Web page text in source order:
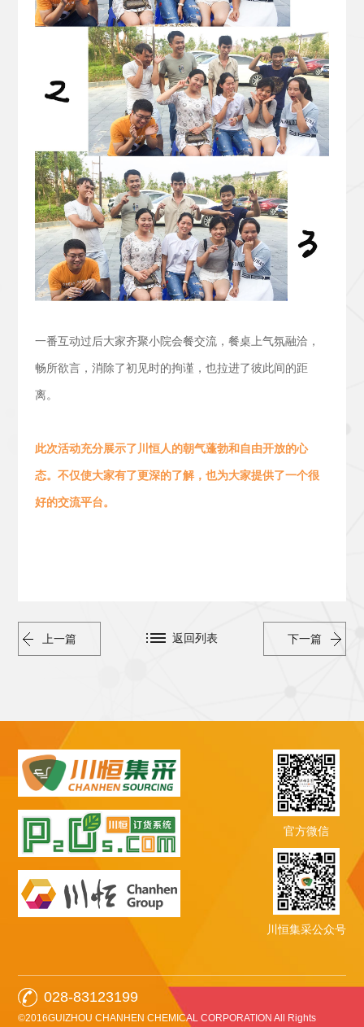
一番互动过后大家齐聚小院会餐交流， 餐桌上气氛融洽，
畅所欲言，消除了初见时的拘谨，也拉进了彼此间的距
离。
此次活动充分展示了川恒人的朝气蓬勃和 自由开放的心
态。 不仅使大家有了更深的了解，也为大家提供了一个很
好的交流平台。
上一篇 下一篇
返回列表
官方微信
川恒集采公众号
028-83123199
©2016GUIZHOU CHANHEN CHEMICAL CORPORATION All Rights